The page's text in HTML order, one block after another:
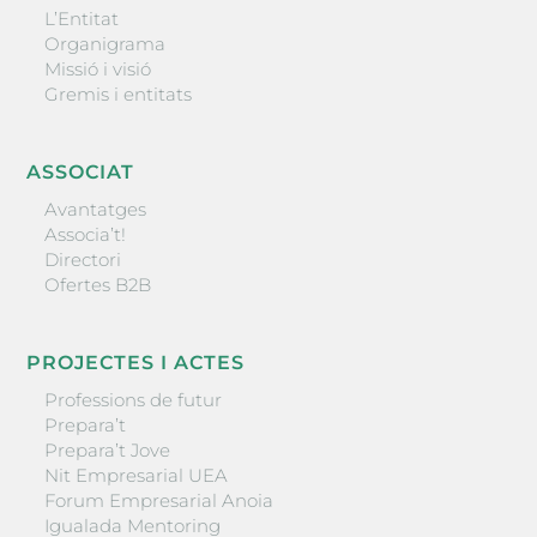
L’Entitat
Organigrama
Missió i visió
Gremis i entitats
ASSOCIAT
Avantatges
Associa’t!
Directori
Ofertes B2B
PROJECTES I ACTES
Professions de futur
Prepara’t
Prepara’t Jove
Nit Empresarial UEA
Forum Empresarial Anoia
Igualada Mentoring